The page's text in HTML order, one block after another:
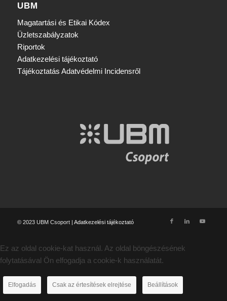
UBM
Magatartási és Etikai Kódex
Üzletszabályzatok
Riportok
Adatkezelési tájékoztató
Tájékoztatás Adatvédelmi Incidensről
© 2023 UBM Csoport | Adatkezelési tájékoztató
Ez az oldal cookie-kat használ. Az oldal böngészésének
folytatásával Ön elfogadja a cookie-k használatát.
Elfogadás Csak az értesítések elrejtése Beállítások